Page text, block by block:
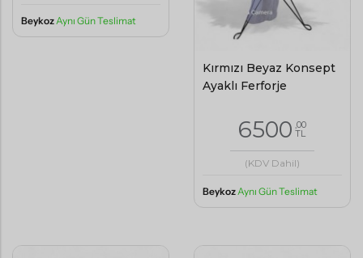
BeykozAynı Gün Teslimat
Kırmızı Beyaz Konsept
Ayaklı Ferforje
6500 ,00
TL
(KDV Dahil)
Beykoz Aynı Gün Teslimat